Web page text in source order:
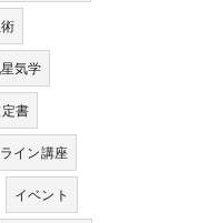
気学
書
イン講座
イベント